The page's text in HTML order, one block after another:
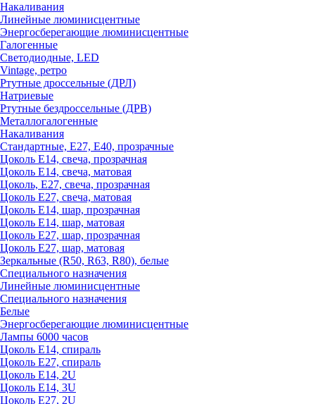
Накаливания
Линейные люминисцентные
Энергосберегающие люминисцентные
Галогенные
Светодиодные, LED
Vintage, ретро
Ртутные дроссельные (ДРЛ)
Натриевые
Ртутные бездроссельные (ДРВ)
Металлогалогенные
Накаливания
Стандартные, Е27, Е40, прозрачные
Цоколь Е14, свеча, прозрачная
Цоколь Е14, свеча, матовая
Цоколь, Е27, свеча, прозрачная
Цоколь Е27, свеча, матовая
Цоколь Е14, шар, прозрачная
Цоколь Е14, шар, матовая
Цоколь Е27, шар, прозрачная
Цоколь Е27, шар, матовая
Зеркальные (R50, R63, R80), белые
Специального назначения
Линейные люминисцентные
Специального назначения
Белые
Энергосберегающие люминисцентные
Лампы 6000 часов
Цоколь Е14, спираль
Цоколь Е27, спираль
Цоколь Е14, 2U
Цоколь Е14, 3U
Цоколь Е27, 2U